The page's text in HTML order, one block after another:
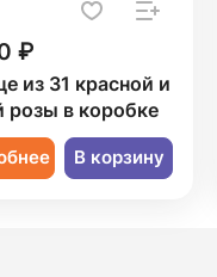
₽
из 31 красной и
розы в коробке
В корзину